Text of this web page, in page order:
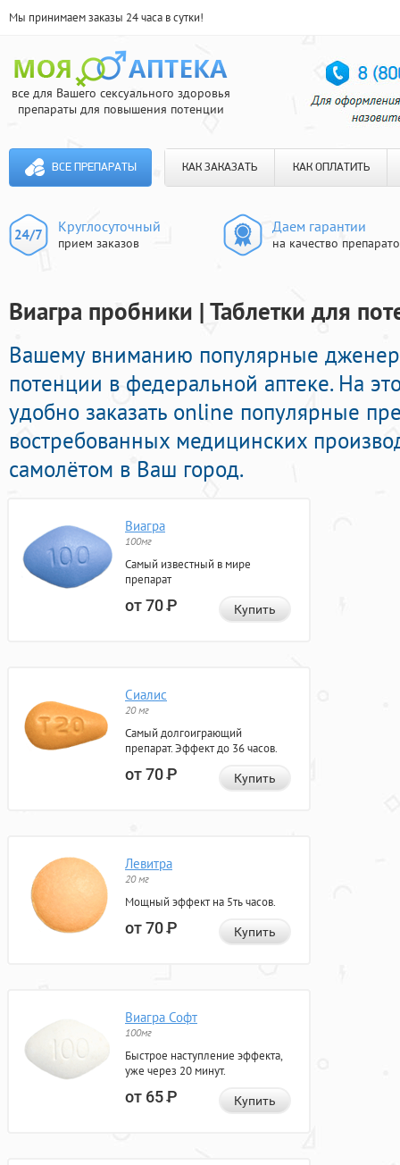
Мы принимаем заказы 24 часа в сутки!
все для Вашего сексуального здоровья
препараты для повышения потенции
ВСЕ ПРЕПАРАТЫ КАК ЗАКАЗАТЬ КАК ОПЛАТИТЬ
Круглосуточный
прием заказов
Даем гарантии
на качество
Виагра пробники | Таблетки для
Вашему вниманию популярные
потенции в федеральной аптеке. На
удобно заказать online популярные
востребованных медицинских
самолётом в Ваш город.
Виагра
100мг
Самый известный в мире
препарат
от 70Р Купить
Сиалис
20 мг
Самый долгоиграющий
препарат. Эффект до 36 часов.
от 70Р Купить
Левитра
20 мг
Мощный эффект на 5ть часов.
от 70Р Купить
Виагра Софт
100мг
Быстрое наступление эффекта,
уже через 20 минут.
от 65Р Купить